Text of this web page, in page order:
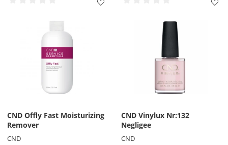
CND Offly Fast Moisturizing
Remover
CND
CND Vinylux Nr:132
Negligee
CND